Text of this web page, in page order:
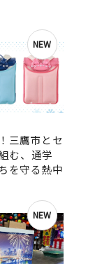
NEW
三鷹市とセ
む、通学
を守る熱中
NEW